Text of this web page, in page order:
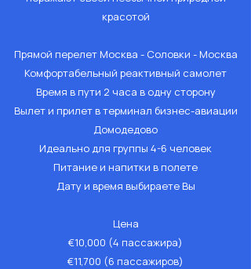
красотой
Прямой перелет Москва - Соловки - Москва
Комфортабельный реактивный самолет
Время в пути 2 часа в одну сторону
Вылет и прилет в терминал бизнес-авиации
Домодедово
Идеально для группы 4-6 человек
Питание и напитки в полете
Дату и время выбираете Вы
Цена
€10,000 (4 пассажира)
€11,700 (6 пассажиров)